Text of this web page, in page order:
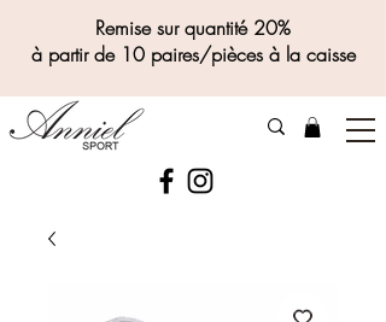
Remise sur quantité 20%
à partir de 10 paires/pièces à la caisse